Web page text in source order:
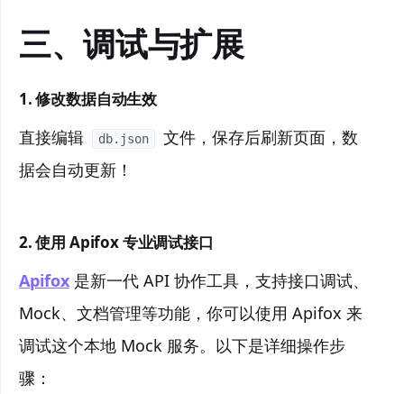
三、调试与扩展
1. 修改数据自动生效
直接编辑 db.json
文件，保存后刷新页面，数
据会自动更新！
2. 使用 Apifox 专业调试接口
Apifox 是新一代 API 协作工具，支持接口调试、
Mock、文档管理等功能，你可以使用 Apifox 来
调试这个本地 Mock 服务。以下是详细操作步
骤：